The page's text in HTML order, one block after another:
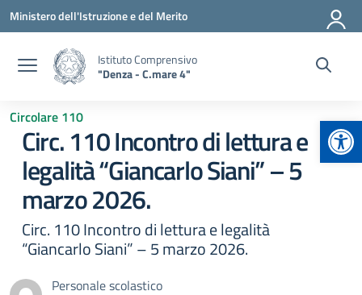
Vai ai contenuti
Vai al menu di navigazione
Vai al footer
Ministero dell'Istruzione e del Merito
Istituto Comprensivo
"Denza - C.mare 4"
Circolare 110
Circ. 110 Incontro di lettura e
legalità “Giancarlo Siani” – 5
marzo 2026.
Circ. 110 Incontro di lettura e legalità
“Giancarlo Siani” – 5 marzo 2026.
Personale scolastico